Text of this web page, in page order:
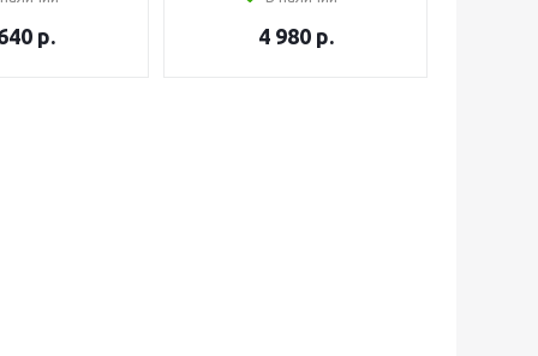
р. 4 980 р.